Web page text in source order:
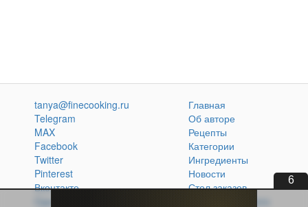
5
tanya@finecooking.ru
Telegram
MAX
Facebook
Twitter
Pinterest
Вконтакте
Одноклассники
Главная
Об авторе
Рецепты
Категории
Ингредиенты
Новости
Стол заказов
Кулинарная книга